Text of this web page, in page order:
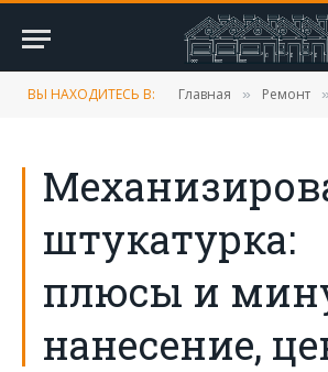
ВЫ НАХОДИТЕСЬ В: Главная » Ремонт »
штукатурка:
плюсы и
нанесение,